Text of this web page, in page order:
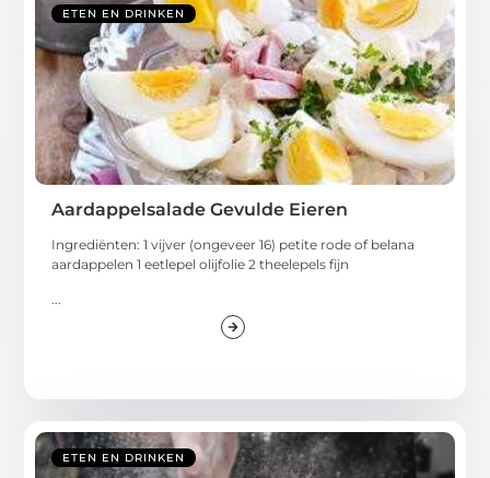
ETEN EN DRINKEN
Aardappelsalade Gevulde Eieren
Ingrediënten: 1 vijver (ongeveer 16) petite rode of belana
aardappelen 1 eetlepel olijfolie 2 theelepels fijn
...
ETEN EN DRINKEN